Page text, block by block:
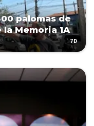
palomas de
Memoria 1A
7D